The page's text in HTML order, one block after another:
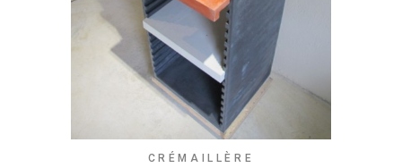
CRÉMAILLÈRE